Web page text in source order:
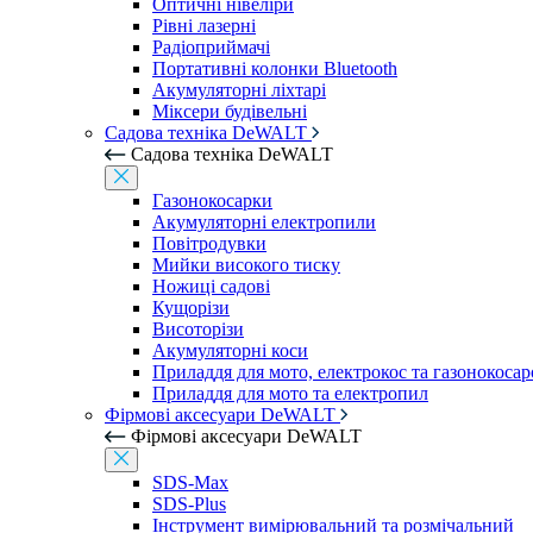
Оптичні нівеліри
Рівні лазерні
Радіоприймачі
Портативні колонки Bluetooth
Акумуляторні ліхтарі
Міксери будівельні
Садова техніка DeWALT
Садова техніка DeWALT
Газонокосарки
Акумуляторні електропили
Повітродувки
Мийки високого тиску
Ножиці садові
Кущорізи
Висоторізи
Акумуляторні коси
Приладдя для мото, електрокос та
Приладдя для мото та електропил
Фірмові аксесуари DeWALT
Фірмові аксесуари DeWALT
SDS-Max
SDS-Plus
Інструмент вимірювальний та розмічальний